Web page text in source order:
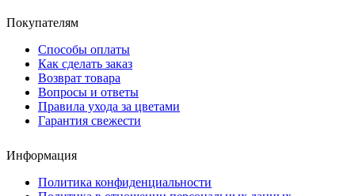
Покупателям
Способы оплаты
Как сделать заказ
Возврат товара
Вопросы и ответы
Правила ухода за цветами
Гарантия свежести
Информация
Политика конфиденциальности